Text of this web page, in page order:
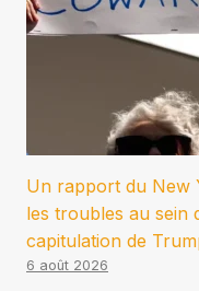
Un rapport du New
les troubles au sein
capitulation de
6 août 2026